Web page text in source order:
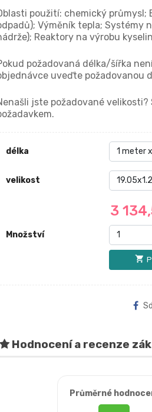
použití: chemický
Výměník tepla; Systémy
Reaktory na výrobu
požadovaná délka/šířka
uveďte požadovanou
jste požadované
délka
velikost
3
Množství
shopping_cart
Hodnocení a recenze
Průměrné